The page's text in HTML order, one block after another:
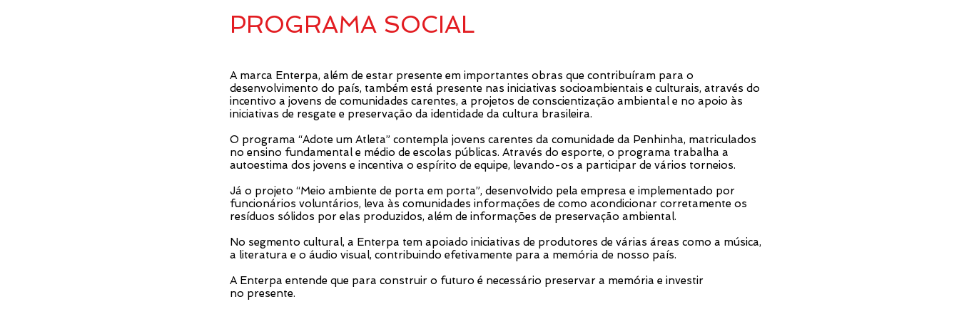
PROGRAMA SOCIAL
A marca Enterpa, além de estar presente em importantes obras que contribuíram para o
desenvolvimento do país, também está presente nas iniciativas socioambientais e culturais, através do
incentivo a jovens de comunidades carentes, a projetos de conscientização ambiental e no apoio às
iniciativas de resgate e preservação da identidade da cultura brasileira.
O programa “Adote um Atleta” contempla jovens carentes da comunidade da Penhinha, matriculados
no ensino fundamental e médio de escolas públicas. Através do esporte, o programa trabalha a
autoestima dos jovens e incentiva o espírito de equipe, levando-os a participar de vários torneios.
Já o projeto “Meio ambiente de porta em porta”, desenvolvido pela empresa e implementado por
funcionários voluntários, leva às comunidades informações de como acondicionar corretamente os
resíduos sólidos por elas produzidos, além de informações de preservação ambiental.
No segmento cultural, a Enterpa tem apoiado iniciativas de produtores de várias áreas como a música,
a literatura e o áudio visual, contribuindo efetivamente para a memória de nosso país.
A Enterpa entende que para construir o futuro é necessário preservar a memória e investir
no presente.